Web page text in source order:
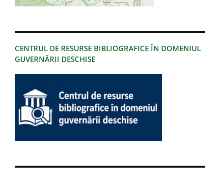
CENTRUL DE RESURSE BIBLIOGRAFICE ÎN DOMENIUL
GUVERNĂRII DESCHISE